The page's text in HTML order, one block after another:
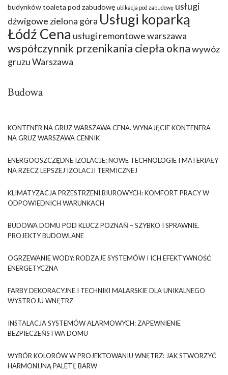
budynkówtoaleta pod zabudowę ubikacja pod zabudowę usługi
dźwigowe zielona góra Usługi koparką
Łódź Cena usługi remontowe warszawa
współczynnik przenikania ciepła oknawywóz
gruzu Warszawa
Budowa
KONTENER NA GRUZ WARSZAWA CENA. WYNAJĘCIE KONTENERA
NA GRUZ WARSZAWA CENNIK
ENERGOOSZCZĘDNE IZOLACJE: NOWE TECHNOLOGIE I MATERIAŁY
NA RZECZ LEPSZEJ IZOLACJI TERMICZNEJ
KLIMATYZACJA PRZESTRZENI BIUROWYCH: KOMFORT PRACY W
ODPOWIEDNICH WARUNKACH
BUDOWA DOMU POD KLUCZ POZNAŃ – SZYBKO I SPRAWNIE.
PROJEKTY BUDOWLANE
OGRZEWANIE WODY: RODZAJE SYSTEMÓW I ICH EFEKTYWNOŚĆ
ENERGETYCZNA
FARBY DEKORACYJNE I TECHNIKI MALARSKIE DLA UNIKALNEGO
WYSTROJU WNĘTRZ
INSTALACJA SYSTEMÓW ALARMOWYCH: ZAPEWNIENIE
BEZPIECZEŃSTWA DOMU
WYBÓR KOLORÓW W PROJEKTOWANIU WNĘTRZ: JAK STWORZYĆ
HARMONIJNĄ PALETĘ BARW